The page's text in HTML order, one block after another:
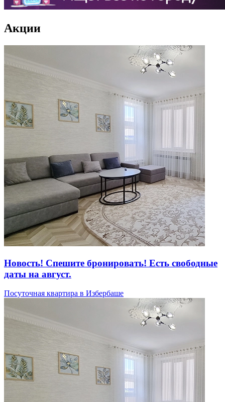
Акции
Новость! Спешите бронировать! Есть свободные
даты на август.
Посуточная квартира в Избербаше